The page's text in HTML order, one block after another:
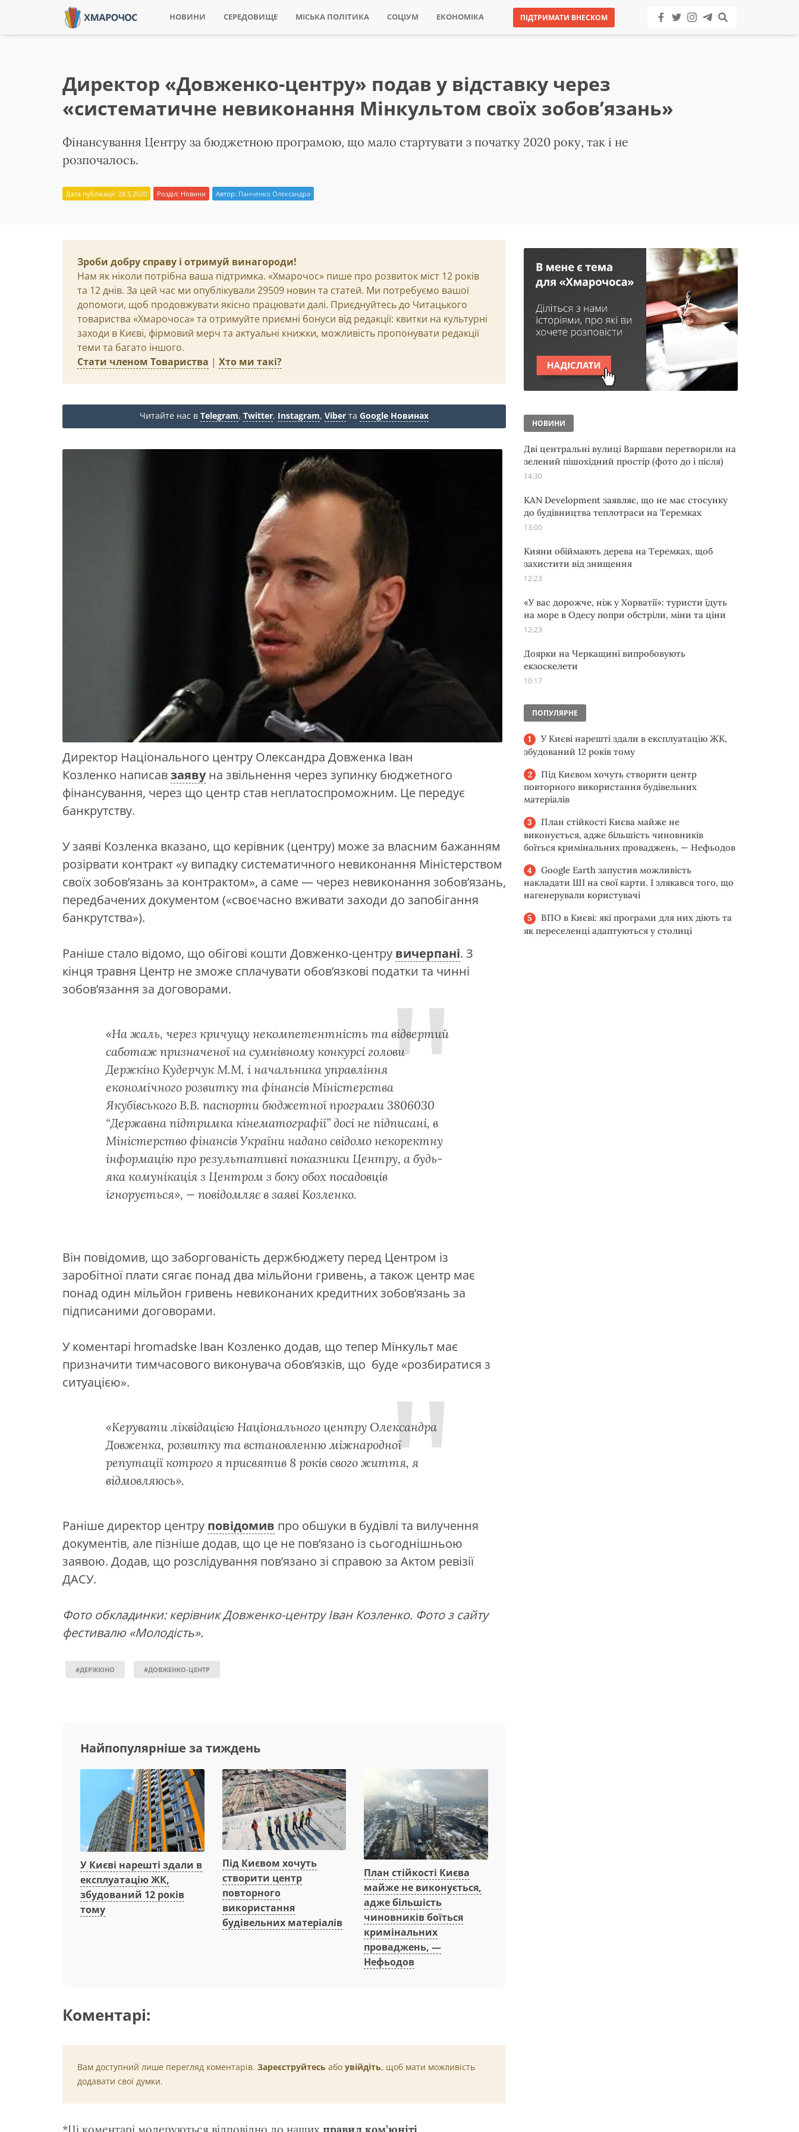
НОВИНИ СЕРЕДОВИЩЕ МІСЬКА ПОЛІТИКА СОЦІУМ ЕКОНОМІКА ПІДТРИМАТИ ВНЕСКОМ
Директор «Довженко-центру» подав у відставку через
«систематичне невиконання Мінкультом своїх зобов’язань»
Фінансування Центру за бюджетною програмою, що мало стартувати з початку 2020 року, так і не
розпочалось.
Дата публікації: 28.5.2020 Розділ: Новини Автор: Панченко Олександра
Зроби добру справу і отримуй винагороди!
Нам як ніколи потрібна ваша підтримка. «Хмарочос» пише про розвиток міст 12 років
та 12 днів. За цей час ми опублікували 29509 новин та статей. Ми потребуємо вашої
допомоги, щоб продовжувати якісно працювати далі. Приєднуйтесь до Читацького
товариства «Хмарочоса» та отримуйте приємні бонуси від редакції: квитки на культурні
заходи в Києві, фірмовий мерч та актуальні книжки, можливість пропонувати редакції
теми та багато іншого.
Стати членом Товариства | Хто ми такі?
Читайте нас в Telegram, Twitter, Instagram, Viber та Google Новинах
Директор Національного центру Олександра Довженка Іван
Козленко написавзаявуна звільнення через зупинку бюджетного
фінансування, через що центр став неплатоспроможним. Це передує
банкрутству.
У заяві Козленка вказано, що керівник (центру) може за власним бажанням
розірвати контракт «у випадку систематичного невиконання Міністерством
своїх зобов’язань за контрактом», а саме — через невиконання зобов’язань,
передбачених документом («своєчасно вживати заходи до запобігання
банкрутства»).
Раніше стало відомо, що обігові кошти Довженко-центру вичерпані. З
кінця травня Центр не зможе сплачувати обов’язкові податки та чинні
зобов’язання за договорами.
«На жаль, через кричущу некомпетентність та відвертий
саботаж призначеної на сумнівному конкурсі голови
Держкіно Кудерчук М.М. і начальника управління
економічного розвитку та фінансів Міністерства
Якубівського В.В. паспорти бюджетної програми 3806030
“Державна підтримка кінематографії” досі не підписані, в
Міністерство фінансів України надано свідомо некоректну
інформацію про результативні показники Центру, а будь-
яка комунікація з Центром з боку обох посадовців
ігнорується», — повідомляє в заяві Козленко.
Він повідомив, що заборгованість держбюджету перед Центром із
заробітної плати сягає понад два мільйони гривень, а також центр має
понад один мільйон гривень невиконаних кредитних зобов’язань за
підписаними договорами.
У коментарі hromadske Іван Козленко додав, що тепер Мінкульт має
призначити тимчасового виконувача обов’язків, що буде «розбиратися з
ситуацією».
«Керувати ліквідацією Національного центру Олександра
Довженка, розвитку та встановленню міжнародної
репутації котрого я присвятив 8 років свого життя, я
відмовляюсь».
Раніше директор центру повідомив про обшуки в будівлі та вилучення
документів, але пізніше додав, що це не пов’язано із сьогоднішньою
заявою. Додав, що розслідування пов’язано зі справою за Актом ревізії
ДАСУ.
Фото обкладинки: керівник Довженко-центру Іван Козленко. Фото з сайту
фестивалю «Молодість».
#ДЕРЖКІНО #ДОВЖЕНКО-ЦЕНТР
Найпопулярніше за тиждень
У Києві нарешті здали в
експлуатацію ЖК,
збудований 12 років
тому
Під Києвом хочуть
створити центр
повторного
використання
будівельних матеріалів
План стійкості Києва
майже не виконується,
адже більшість
чиновників боїться
кримінальних
проваджень, —
Нефьодов
Коментарі:
Вам доступний лише перегляд коментарів. Зареєструйтесь або увійдіть, щоб мати можливість
додавати свої думки.
НОВИНИ
Дві центральні вулиці Варшави перетворили на
зелений пішохідний простір (фото до і після)
14:30
KAN Development заявляє, що не має стосунку
до будівництва теплотраси на Теремках
13:00
Кияни обіймають дерева на Теремках, щоб
захистити від знищення
12:23
«У вас дорожче, ніж у Хорватії»: туристи їдуть
на море в Одесу попри обстріли, міни та ціни
12:23
Доярки на Черкащині випробовують
екзоскелети
10:17
ПОПУЛЯРНЕ
У Києві нарешті здали в експлуатацію ЖК,
збудований 12 років тому
Під Києвом хочуть створити центр
повторного використання будівельних
матеріалів
План стійкості Києва майже не
виконується, адже більшість чиновників
боїться кримінальних проваджень, — Нефьодов
Google Earth запустив можливість
накладати ШІ на свої карти. І злякався того, що
нагенерували користувачі
ВПО в Києві: які програми для них діють та
як переселенці адаптуються у столиці